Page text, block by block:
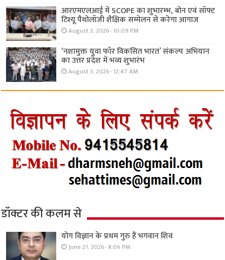
आरएमएलआई में SCOPE का शुभारम्भ, बोन एवं सॉफ्ट
टिश्यू पैथोलॉजी शैक्षिक सम्मेलन से करेगा आगाज
August 3, 2026- 10:09 PM
‘नशामुक्त युवा फॉर विकसित भारत’ संकल्प अभियान
का उत्तर प्रदेश में भव्य शुभारंभ
August 3, 2026- 12:47 AM
डॉक्टर की कलम से
योग विज्ञान के प्रथम गुरु हैं भगवान शिव
June 21, 2026- 8:06 PM